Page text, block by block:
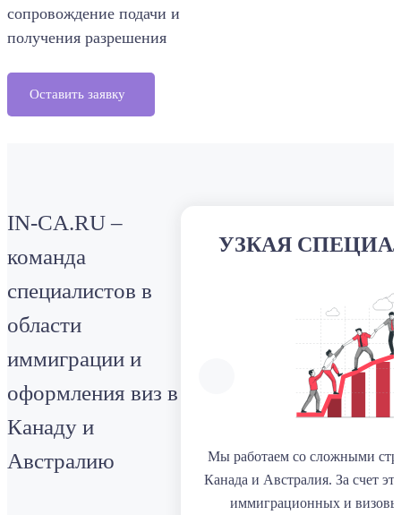
сопровождение подачи и
получения разрешения
Оставить заявку
IN-CA.RU –
команда
специалистов в
области
иммиграции и
оформления виз в
Канаду и
Австралию
УЗКАЯ
Мы работаем со сложными
Канада и Австралия. За счет
иммиграционных и